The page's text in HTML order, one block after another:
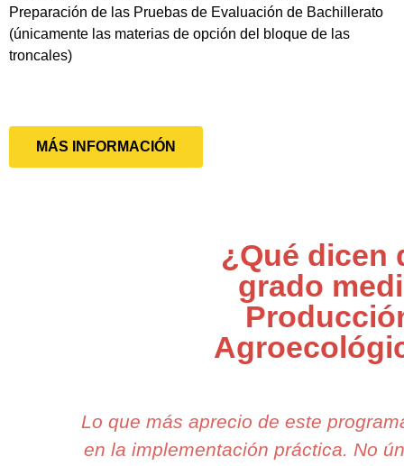
Preparación de las Pruebas de Evaluación de Bachillerato
(únicamente las materias de opción del bloque de las
troncales)
MÁS INFORMACIÓN
¿Qué dicen
grado
Lo que más aprecio de este
en la implementación práctica. No